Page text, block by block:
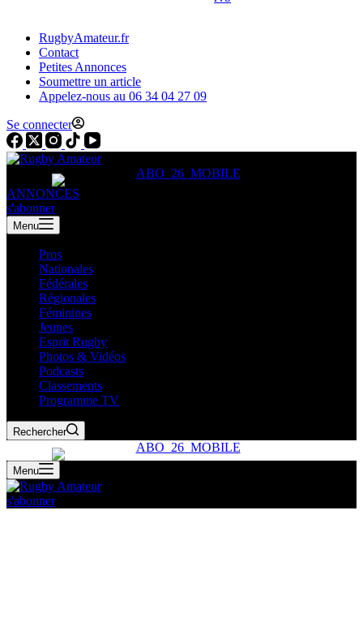
RugbyAmateur.fr
Contact
Petites Annonces
Soumettre un article
Appelez-nous au 06 34 04 27 09
Se connecter
ANNONCES
s'abonner
Menu
Pros
Nationales
Fédérales
Régionales
Féminines
Jeunes
Esprit Rugby
Photos & Vidéos
Podcasts
Classements
Programme TV
Rechercher
Menu
s'abonner